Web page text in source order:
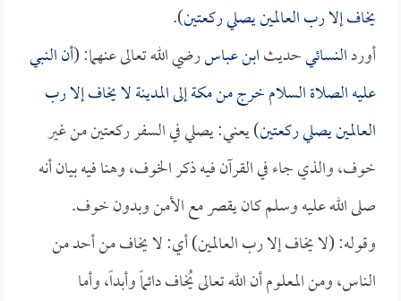
يخاف إلا رب العالمين يصلي ركعتين).
أوردالنسائيحديثابن عباسرضي الله تعالى عنهما: (أن النبي
عليه الصلاة السلام خرج من مكة إلى المدينة لا يخاف إلا رب
العالمين يصلي ركعتين) يعني: يصلي في السفر ركعتين من غير
خوف، والذي جاء في القرآن فيه ذكر الخوف، وهنا فيه بيان أنه
صلى الله عليه وسلم كان يقصر مع الأمن وبدون خوف.
وقوله: (لا يخاف إلا رب العالمين) أي: لا يخاف من أحد من
الناس، ومن المعلوم أن الله تعالى يُخاف دائماً وأبداً، وأما